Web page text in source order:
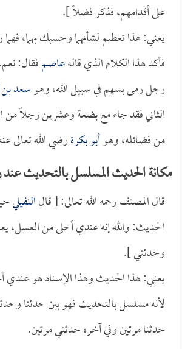
على أقدامهم، فذكر فضلاً ].
يعني: هذا تعظيم لشأنهما وحسبك بهما،
فأكد هذا الكلام الذي قالهعاصمفقال:
رجل رمى بسهم في سبيل الله، وهوسعد
الثاني فقد جاء مع بضعة وعشرين رجلاً من
من فضائله، وهوأبو بكرةرضي الله تعالى
مكانة الحديث المسلسل بالتحديث
قال المصنف رحمه الله تعالى: [ قالالنفيلي
الحديث: والله إنه عندي أحلى من العسل،
وحدثني ].
يعني: هذا الحديث وهذا الإسناد هو عندي
لأنه مسلسل بالتحديث فهو بين حدثنا
حدثنا مرتين وفي آخره حدثني مرتين.